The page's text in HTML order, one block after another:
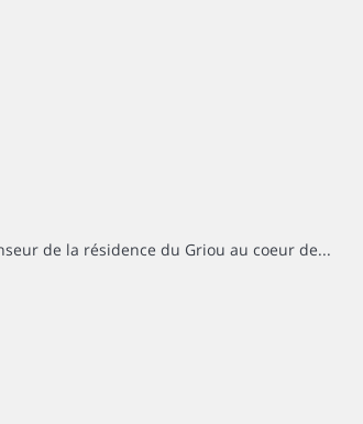
de la résidence du Griou au coeur de...